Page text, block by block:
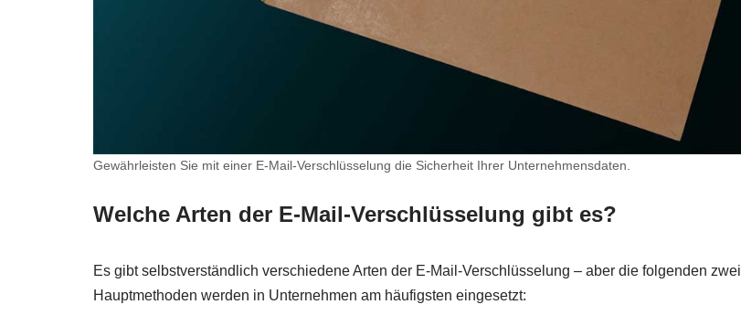
Gewährleisten Sie mit einer E-Mail-Verschlüsselung die Sicherheit Ihrer Unternehmensdaten.
Welche Arten der E-Mail-Verschlüsselung gibt es?
Es gibt selbstverständlich verschiedene Arten der E-Mail-Verschlüsselung – aber die folgenden zwei
Hauptmethoden werden in Unternehmen am häufigsten eingesetzt: